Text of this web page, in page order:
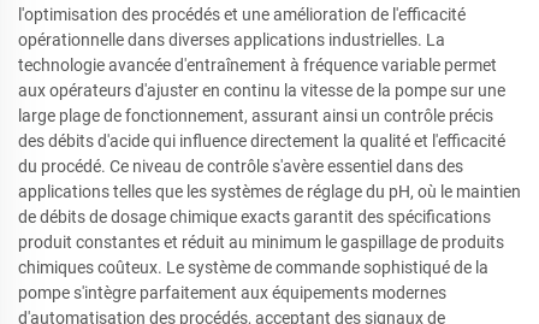
l'optimisation des procédés et une amélioration de l'efficacité
opérationnelle dans diverses applications industrielles. La
technologie avancée d'entraînement à fréquence variable permet
aux opérateurs d'ajuster en continu la vitesse de la pompe sur une
large plage de fonctionnement, assurant ainsi un contrôle précis
des débits d'acide qui influence directement la qualité et l'efficacité
du procédé. Ce niveau de contrôle s'avère essentiel dans des
applications telles que les systèmes de réglage du pH, où le maintien
de débits de dosage chimique exacts garantit des spécifications
produit constantes et réduit au minimum le gaspillage de produits
chimiques coûteux. Le système de commande sophistiqué de la
pompe s'intègre parfaitement aux équipements modernes
d'automatisation des procédés, acceptant des signaux de